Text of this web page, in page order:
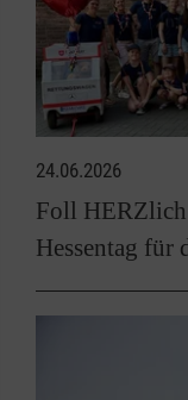
24.06.2026
Foll
Hessentag für